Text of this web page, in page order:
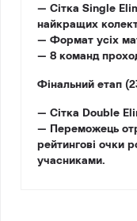
— Сітка Single
найкращих
— Формат усіх
— 8 команд
Фінальний етап
— Сітка Double
— Переможець
рейтингові очки
учасниками.